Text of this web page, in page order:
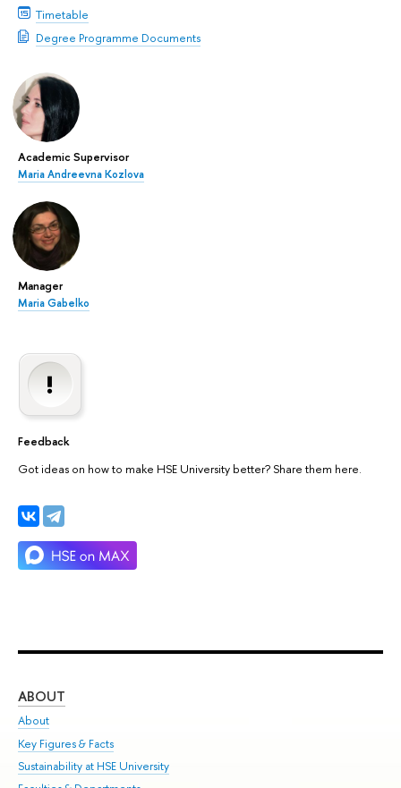
Timetable
Degree Programme Documents
Academic Supervisor
Maria Andreevna Kozlova
Manager
Maria Gabelko
Feedback
Got ideas on how to make HSE University better? Share them here.
ABOUT
About
Key Figures & Facts
Sustainability at HSE University